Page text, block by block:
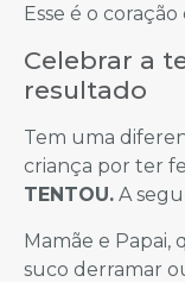
Esse é o coração
Celebrar a
resultado
Tem uma
criança por ter
TENTOU. A
Mamãe e Papai,
suco derramar